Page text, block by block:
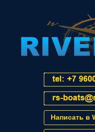
Написать в